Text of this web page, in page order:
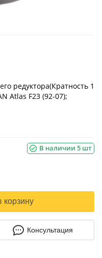
редуктора(Кратность 1
Atlas F23 (92-07);
В наличии 5 шт
корзину
Консультация